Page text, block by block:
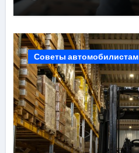
Советы автомобилистам